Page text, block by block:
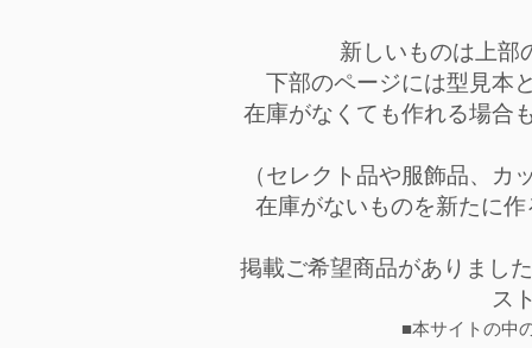
新しいものは上部
下部のページには型見本
在庫がなくても作れる場合
（セレクト品や服飾品、
在庫がないものを新たに
掲載ご希望商品がありまし
ス
■本サイトの中